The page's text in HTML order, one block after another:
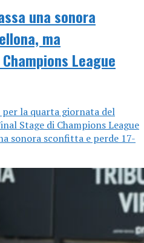
una sonora
ma
League
la quarta giornata del
Stage di Champions League
sonora sconfitta e perde 17-